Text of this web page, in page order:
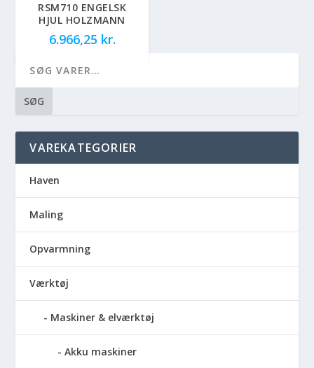
RSM710 ENGELSK
HJUL HOLZMANN
6.966,25 kr.
SØG
VAREKATEGORIER
Haven
Maling
Opvarmning
Værktøj
Maskiner & elværktøj
Akku maskiner